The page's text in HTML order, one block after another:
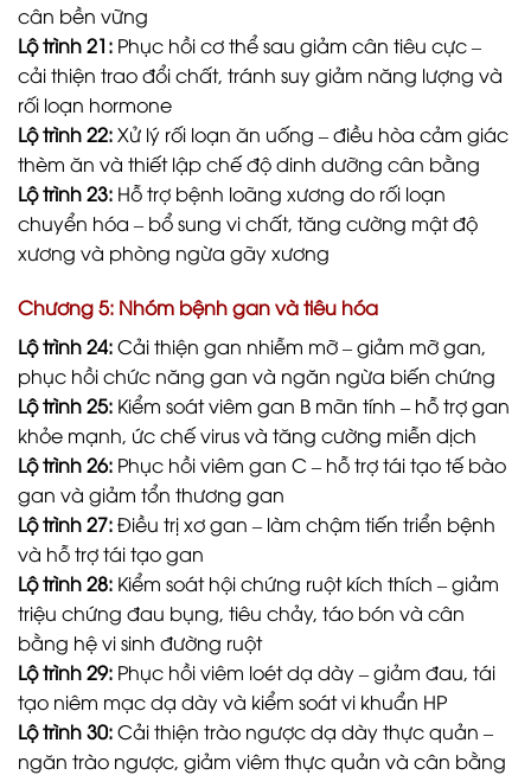
cân bền vững
Lộ trình 21: Phục hồi cơ thể sau giảm cân tiêu cực –
cải thiện trao đổi chất, tránh suy giảm năng lượng và
rối loạn hormone
Lộ trình 22:Xử lý rối loạn ăn uống – điều hòa cảm giác
thèm ăn và thiết lập chế độ dinh dưỡng cân bằng
Lộ trình 23: Hỗ trợ bệnh loãng xương do rối loạn
chuyển hóa – bổ sung vi chất, tăng cường mật độ
xương và phòng ngừa gãy xương
Chương 5: Nhóm bệnh gan và tiêu hóa
Lộ trình 24:Cải thiện gan nhiễm mỡ – giảm mỡ gan,
phục hồi chức năng gan và ngăn ngừa biến chứng
Lộ trình 25: Kiểm soát viêm gan B mãn tính – hỗ trợ gan
khỏe mạnh, ức chế virus và tăng cường miễn dịch
Lộ trình 26: Phục hồi viêm gan C – hỗ trợ tái tạo tế bào
gan và giảm tổn thương gan
Lộ trình 27:Điều trị xơ gan – làm chậm tiến triển bệnh
và hỗ trợ tái tạo gan
Lộ trình 28: Kiểm soát hội chứng ruột kích thích – giảm
triệu chứng đau bụng, tiêu chảy, táo bón và cân
bằng hệ vi sinh đường ruột
Lộ trình 29: Phục hồi viêm loét dạ dày – giảm đau, tái
tạo niêm mạc dạ dày và kiểm soát vi khuẩn HP
Lộ trình 30:Cải thiện trào ngược dạ dày thực quản –
ngăn trào ngược, giảm viêm thực quản và cân bằng